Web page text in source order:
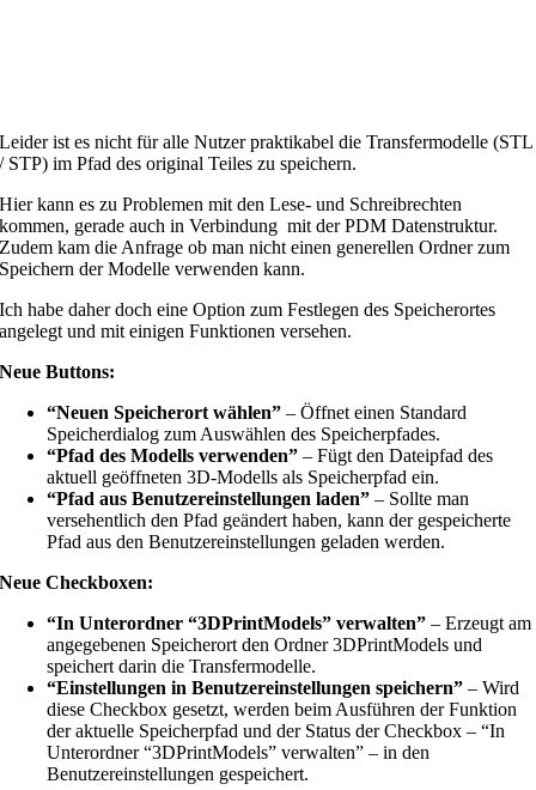
Leider ist es nicht für alle Nutzer praktikabel die Transfermodelle (STL
/ STP) im Pfad des original Teiles zu speichern.
Hier kann es zu Problemen mit den Lese- und Schreibrechten
kommen, gerade auch in Verbindung mit der PDM Datenstruktur.
Zudem kam die Anfrage ob man nicht einen generellen Ordner zum
Speichern der Modelle verwenden kann.
Ich habe daher doch eine Option zum Festlegen des Speicherortes
angelegt und mit einigen Funktionen versehen.
Neue Buttons:
“Neuen Speicherort wählen” – Öffnet einen Standard
Speicherdialog zum Auswählen des Speicherpfades.
“Pfad des Modells verwenden” – Fügt den Dateipfad des
aktuell geöffneten 3D-Modells als Speicherpfad ein.
“Pfad aus Benutzereinstellungen laden” – Sollte man
versehentlich den Pfad geändert haben, kann der gespeicherte
Pfad aus den Benutzereinstellungen geladen werden.
Neue Checkboxen:
“In Unterordner “3DPrintModels” verwalten” – Erzeugt am
angegebenen Speicherort den Ordner 3DPrintModels und
speichert darin die Transfermodelle.
“Einstellungen in Benutzereinstellungen speichern” – Wird
diese Checkbox gesetzt, werden beim Ausführen der Funktion
der aktuelle Speicherpfad und der Status der Checkbox – “In
Unterordner “3DPrintModels” verwalten” – in den
Benutzereinstellungen gespeichert.